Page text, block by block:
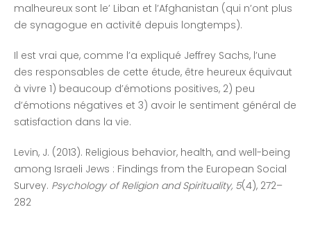
malheureux sont le’ Liban et l’Afghanistan (qui n’ont plus
de synagogue en activité depuis longtemps).
Il est vrai que, comme l’a expliqué Jeffrey Sachs, l’une
des responsables de cette étude, être heureux équivaut
à vivre 1) beaucoup d’émotions positives, 2) peu
d’émotions négatives et 3) avoir le sentiment général de
satisfaction dans la vie.
Levin, J. (2013). Religious behavior, health, and well-being
among Israeli Jews : Findings from the European Social
Survey. Psychology of Religion and Spirituality, 5(4), 272–
282